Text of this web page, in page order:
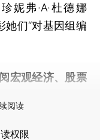
妮弗·A·杜德娜
她们“对基因组编
宏观经济、股票
阅读
权限